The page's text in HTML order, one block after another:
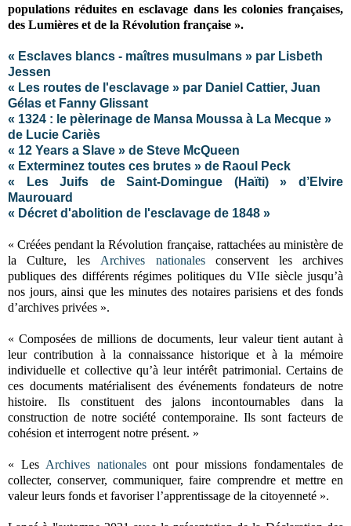
populations réduites en esclavage dans les colonies françaises,
des Lumières et de la Révolution française ».
« Esclaves blancs - maîtres musulmans » par Lisbeth
Jessen
« Les routes de l'esclavage » par Daniel Cattier, Juan
Gélas et Fanny Glissant
« 1324 : le pèlerinage de Mansa Moussa à La Mecque »
de Lucie Cariès
« 12 Years a Slave » de Steve McQueen
« Exterminez toutes ces brutes » de Raoul Peck
« Les Juifs de Saint-Domingue (Haïti) » d’Elvire
Maurouard
« Décret d'abolition de l'esclavage de 1848 »
« Créées pendant la Révolution française, rattachées au ministère de
la Culture, les Archives nationalesconservent les archives
publiques des différents régimes politiques du VIIe siècle jusqu’à
nos jours, ainsi que les minutes des notaires parisiens et des fonds
d’archives privées ».
« Composées de millions de documents, leur valeur tient autant à
leur contribution à la connaissance historique et à la mémoire
individuelle et collective qu’à leur intérêt patrimonial. Certains de
ces documents matérialisent des événements fondateurs de notre
histoire. Ils constituent des jalons incontournables dans la
construction de notre société contemporaine. Ils sont facteurs de
cohésion et interrogent notre présent. »
« Les Archives nationalesont pour missions fondamentales de
collecter, conserver, communiquer, faire comprendre et mettre en
valeur leurs fonds et favoriser l’apprentissage de la citoyenneté ».